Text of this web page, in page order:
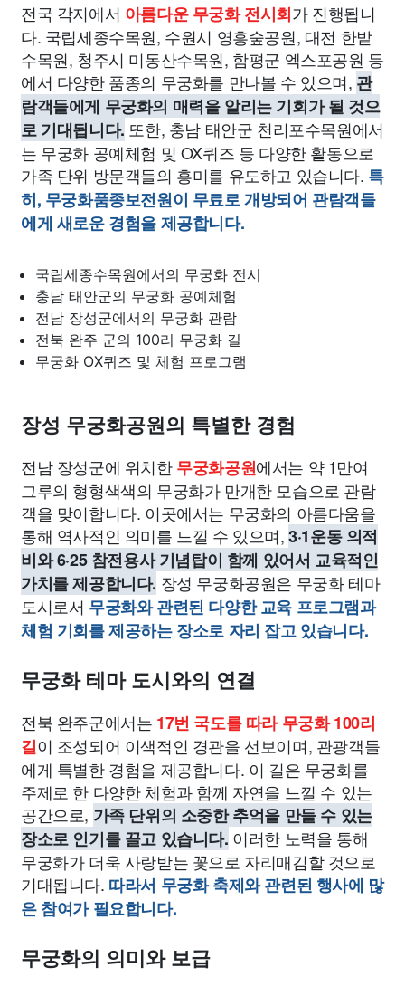
전국 각지에서 아름다운 무궁화 전시회가 진행됩니
다. 국립세종수목원, 수원시 영흥숲공원, 대전 한밭
수목원, 청주시 미동산수목원, 함평군 엑스포공원 등
에서 다양한 품종의 무궁화를 만나볼 수 있으며, 관
람객들에게 무궁화의 매력을 알리는 기회가 될 것으
로 기대됩니다. 또한, 충남 태안군 천리포수목원에서
는 무궁화 공예체험 및 OX퀴즈 등 다양한 활동으로
가족 단위 방문객들의 흥미를 유도하고 있습니다. 특
히, 무궁화품종보전원이 무료로 개방되어 관람객들
에게 새로운 경험을 제공합니다.
국립세종수목원에서의 무궁화 전시
충남 태안군의 무궁화 공예체험
전남 장성군에서의 무궁화 관람
전북 완주 군의 100리 무궁화 길
무궁화 OX퀴즈 및 체험 프로그램
장성 무궁화공원의 특별한 경험
전남 장성군에 위치한무궁화공원에서는 약 1만여
그루의 형형색색의 무궁화가 만개한 모습으로 관람
객을 맞이합니다. 이곳에서는 무궁화의 아름다움을
통해 역사적인 의미를 느낄 수 있으며,3·1운동 의적
비와 6·25 참전용사 기념탑이 함께 있어서 교육적인
가치를 제공합니다. 장성 무궁화공원은 무궁화 테마
도시로서 무궁화와 관련된 다양한 교육 프로그램과
체험 기회를 제공하는 장소로 자리 잡고 있습니다.
무궁화 테마 도시와의 연결
전북 완주군에서는 17번 국도를 따라 무궁화 100리
길이 조성되어 이색적인 경관을 선보이며, 관광객들
에게 특별한 경험을 제공합니다. 이 길은 무궁화를
주제로 한 다양한 체험과 함께 자연을 느낄 수 있는
공간으로, 가족 단위의 소중한 추억을 만들 수 있는
장소로 인기를 끌고 있습니다. 이러한 노력을 통해
무궁화가 더욱 사랑받는 꽃으로 자리매김할 것으로
기대됩니다. 따라서 무궁화 축제와 관련된 행사에 많
은 참여가 필요합니다.
무궁화의 의미와 보급